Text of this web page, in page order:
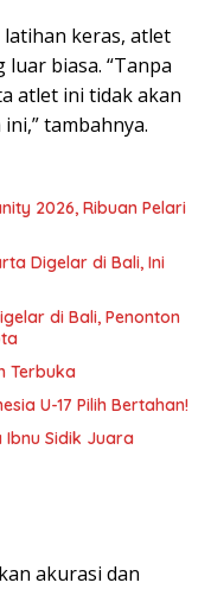
keras, atlet
biasa. “Tanpa
atlet ini tidak akan
tambahnya.
2026, Ribuan Pelari
Digelar di Bali, Ini
di Bali, Penonton
Terbuka
U-17 Pilih Bertahan!
Sidik Juara
akurasi dan